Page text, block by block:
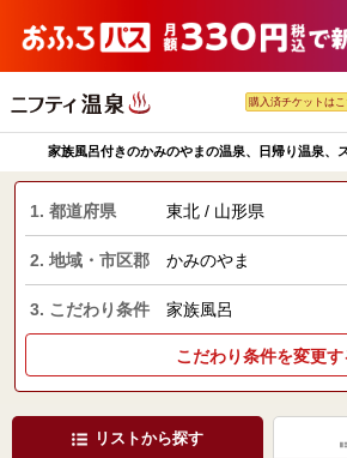
購入済チケットはこ
家族風呂付きのかみのやまの温泉、日帰り温泉、
1. 都道府県 東北 / 山形県
2. 地域・市区郡 かみのやま
3. こだわり条件 家族風呂
こだわり条件を変更す
リストから探す